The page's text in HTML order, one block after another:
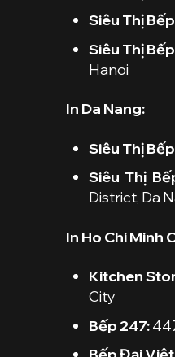
Siêu Thị
Siêu Thị
Hanoi
In Da Nang:
Siêu Thị
Siêu Thị
District, Da
In Ho Chi Minh
Kitchen
City
Bếp 247: